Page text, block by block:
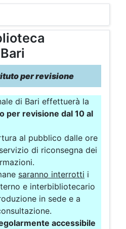
per revisione
di Bari effettuerà la
per revisione dal 10 al
al pubblico dalle ore
di riconsegna dei
saranno interrotti i
e interbibliotecario
in sede e a
accessibile